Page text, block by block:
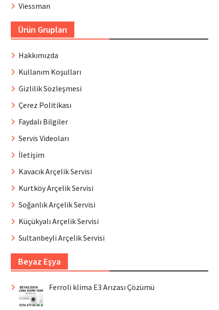
Viessman
Ürün Grupları
Hakkımızda
Kullanım Koşulları
Gizlilik Sözleşmesi
Çerez Politikası
Faydalı Bilgiler
Servis Videoları
İletişim
Kavacık Arçelik Servisi
Kurtköy Arçelik Servisi
Soğanlık Arçelik Servisi
Küçükyalı Arçelik Servisi
Sultanbeyli Arçelik Servisi
Beyaz Eşya
Ferroli klima E3 Arızası Çözümü